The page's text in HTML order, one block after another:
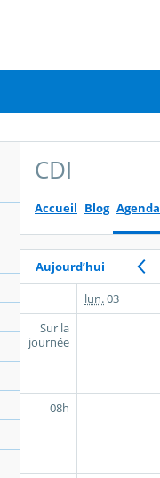
CDI
Accueil Blog Agenda
Aujourd’hui
lun.03
Sur la
journée
08h